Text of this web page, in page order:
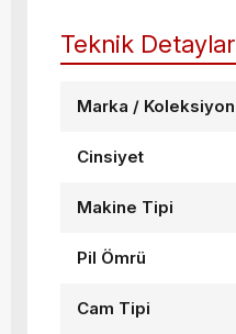
Teknik Detaylar
Marka / Koleksiyon
Cinsiyet
Makine Tipi
Pil Ömrü
Cam Tipi